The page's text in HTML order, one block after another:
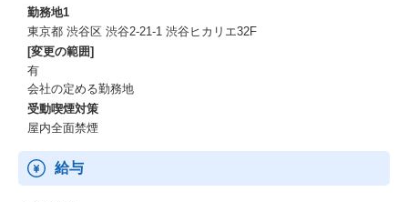
勤務地1
東京都 渋谷区 渋谷2-21-1 渋谷ヒカリエ32F
[変更の範囲]
有
会社の定める勤務地
受動喫煙対策
屋内全面禁煙
給与